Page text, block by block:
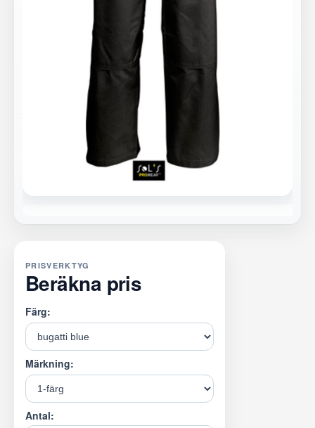
PRISVERKTYG
Beräkna pris
Färg:
Märkning:
Antal: